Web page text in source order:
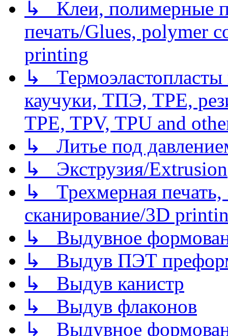
↳ Клеи, полимерные
печать/Glues, polymer
printing
↳
каучуки, ТПЭ, TPE,
TPE, TPV, TPU and
↳ Литье под
↳ Экструзия/Extrusion
↳ Трехмерная
сканирование/3D
↳ Выдувное
↳ Выдув ПЭТ
↳ Выдув канистр
↳ Выдув флаконов
↳ Выдувное